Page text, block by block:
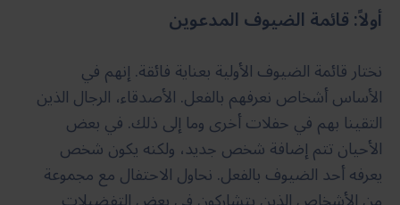
أولاً: قائمة الضيوف المدعوين
نختار قائمة الضيوف الأولية بعناية فائقة. إنهم في
الأساس أشخاص نعرفهم بالفعل. الأصدقاء، الرجال الذين
التقينا بهم في حفلات أخرى وما إلى ذلك. في بعض
الأحيان تتم إضافة شخص جديد، ولكنه يكون شخص
يعرفه أحد الضيوف بالفعل. نحاول الاحتفال مع مجموعة